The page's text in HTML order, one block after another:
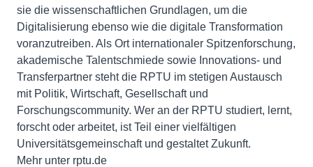
sie die wissenschaftlichen Grundlagen, um die
Digitalisierung ebenso wie die digitale Transformation
voranzutreiben. Als Ort internationaler Spitzenforschung,
akademische Talentschmiede sowie Innovations- und
Transferpartner steht die RPTU im stetigen Austausch
mit Politik, Wirtschaft, Gesellschaft und
Forschungscommunity. Wer an der RPTU studiert, lernt,
forscht oder arbeitet, ist Teil einer vielfältigen
Universitätsgemeinschaft und gestaltet Zukunft.
Mehr unter rptu.de